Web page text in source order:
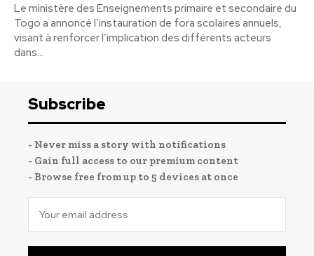
Le ministère des Enseignements primaire et secondaire du
Togo a annoncé l’instauration de fora scolaires annuels,
visant à renforcer l’implication des différents acteurs
dans...
Subscribe
- Never miss a story with notifications
- Gain full access to our premium content
- Browse free from up to 5 devices at once